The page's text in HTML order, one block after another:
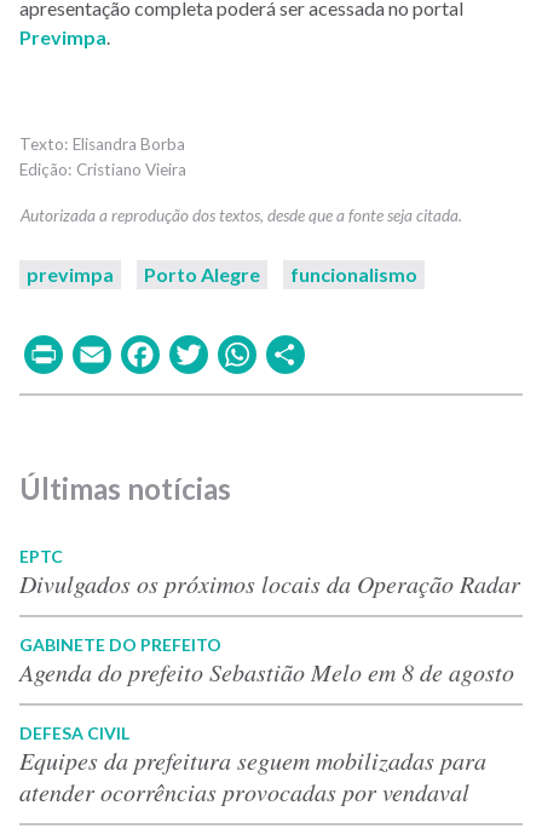
apresentação completa poderá ser acessada no portal
Previmpa
Elisandra Borba
Cristiano Vieira
previmpa Porto Alegre funcionalismo
PrintEmailFacebook
TwitterWhatsApp
Últimas notícias
EPTC
Divulgados os próximos locais da Operação Radar
GABINETE DO PREFEITO
Agenda do prefeito Sebastião Melo em 8 de agosto
DEFESA CIVIL
Equipes da prefeitura seguem mobilizadas para
atender ocorrências provocadas por vendaval